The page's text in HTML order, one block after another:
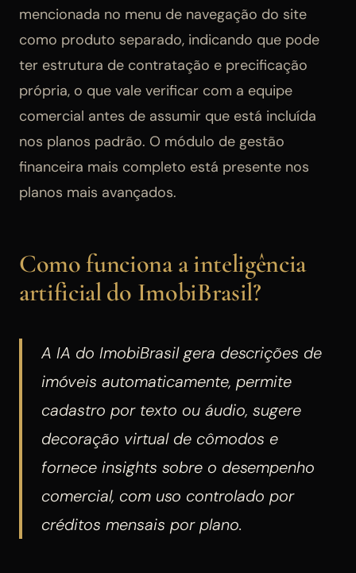
mencionada no menu de navegação do site
como produto separado, indicando que pode
ter estrutura de contratação e precificação
própria, o que vale verificar com a equipe
comercial antes de assumir que está incluída
nos planos padrão. O módulo de gestão
financeira mais completo está presente nos
planos mais avançados.
Como funciona a inteligência
artificial do ImobiBrasil?
A IA do ImobiBrasil gera descrições de
imóveis automaticamente, permite
cadastro por texto ou áudio, sugere
decoração virtual de cômodos e
fornece insights sobre o desempenho
comercial, com uso controlado por
créditos mensais por plano.